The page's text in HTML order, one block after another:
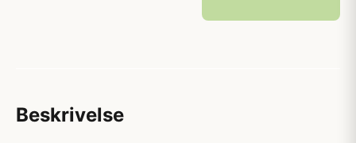
Beskrivelse